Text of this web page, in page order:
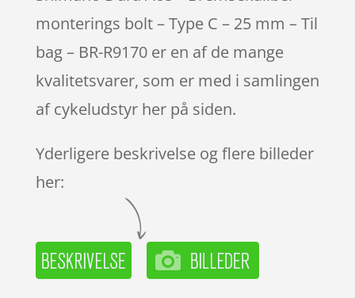
monterings bolt – Type C – 25 mm – Til
bag – BR-R9170 er en af de mange
kvalitetsvarer, som er med i samlingen
af cykeludstyr her på siden.
Yderligere beskrivelse og flere billeder
her: